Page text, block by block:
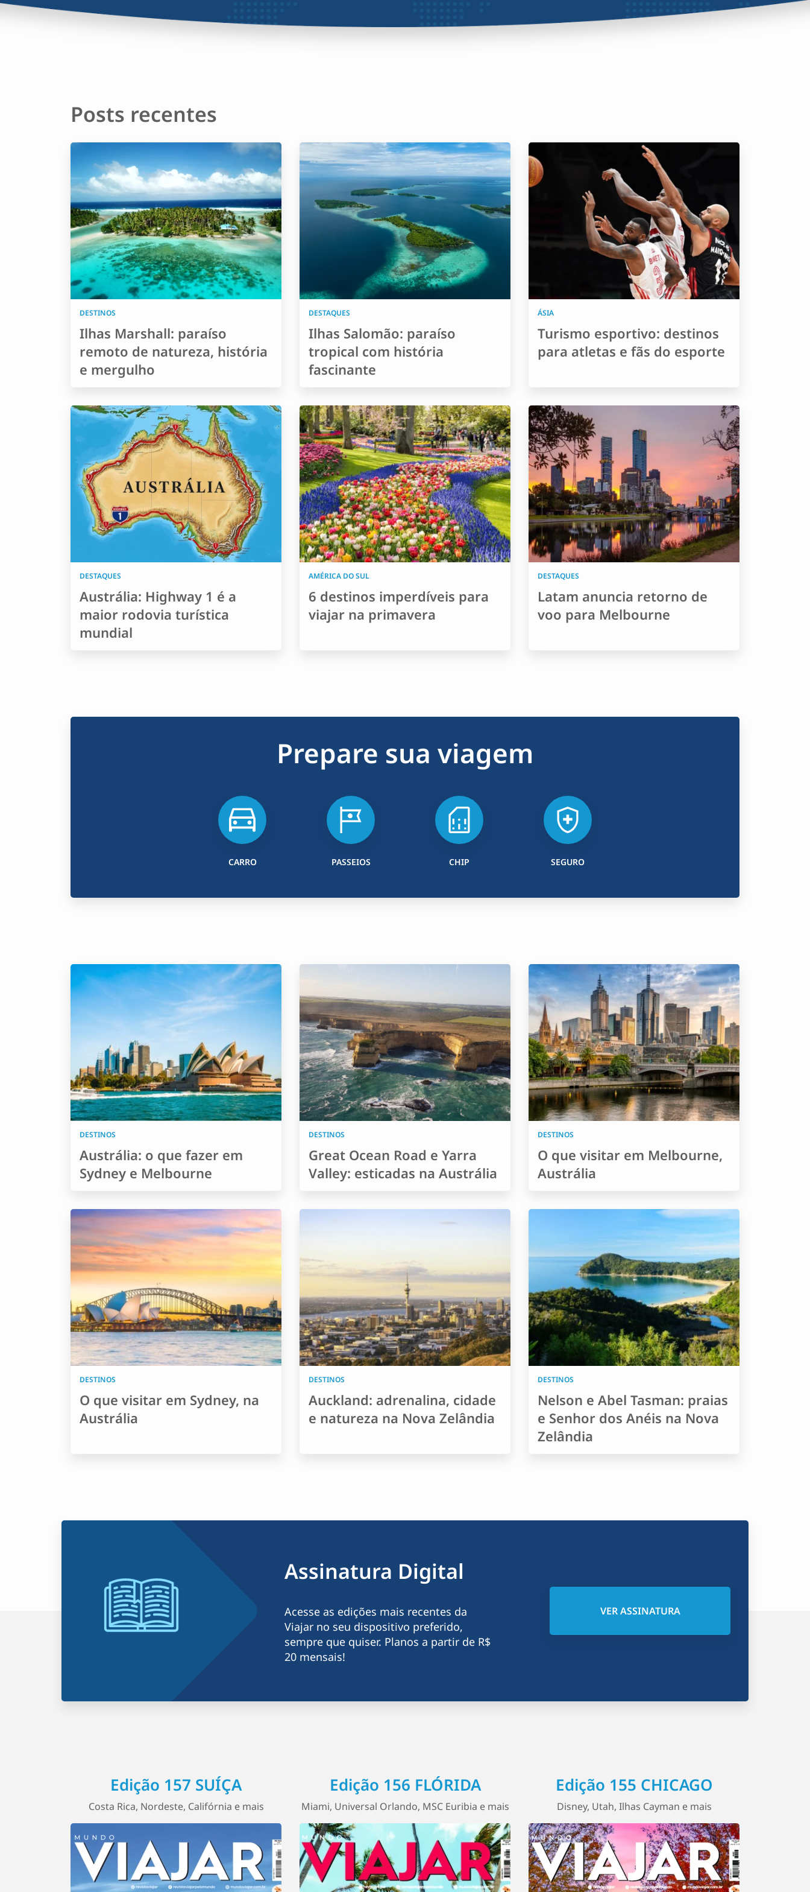
Posts recentes
DESTINOS
Ilhas Marshall: paraíso
remoto de natureza, história
e mergulho
DESTAQUES
Ilhas Salomão: paraíso
tropical com história
fascinante
ÁSIA
Turismo esportivo: destinos
para atletas e fãs do esporte
DESTAQUES
Austrália: Highway 1 é a
maior rodovia turística
mundial
AMÉRICA DO SUL
6 destinos imperdíveis para
viajar na primavera
DESTAQUES
Latam anuncia retorno de
voo para Melbourne
Prepare sua viagem
CARRO PASSEIOS CHIP SEGURO
DESTINOS
Austrália: o que fazer em
Sydney e Melbourne
DESTINOS
Great Ocean Road e Yarra
Valley: esticadas na Austrália
DESTINOS
O que visitar em Melbourne,
Austrália
DESTINOS
O que visitar em Sydney, na
Austrália
DESTINOS
Auckland: adrenalina, cidade
e natureza na Nova Zelândia
DESTINOS
Nelson e Abel Tasman: praias
e Senhor dos Anéis na Nova
Zelândia
Assinatura Digital
Acesse as edições mais recentes da
Viajar no seu dispositivo preferido,
sempre que quiser. Planos a partir de R$
20 mensais!
VER ASSINATURA
Edição 157 SUÍÇA
Costa Rica, Nordeste, Califórnia e mais
Edição 156 FLÓRIDA
Miami, Universal Orlando, MSC Euribia e mais
Edição 155 CHICAGO
Disney, Utah, Ilhas Cayman e mais